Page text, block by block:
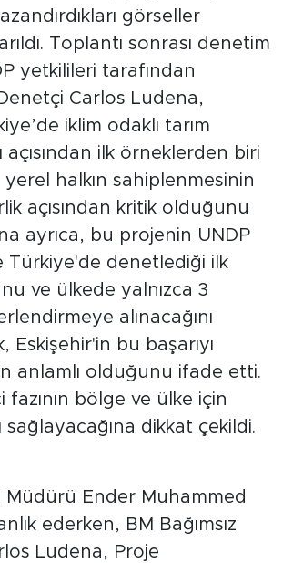
görseller
Toplantı sonrası denetim
yetkilileri tarafından
Carlos Ludena,
iklim odaklı tarım
açısından ilk örneklerden biri
halkın sahiplenmesinin
açısından kritik olduğunu
ayrıca, bu projenin UNDP
Türkiye'de denetlediği ilk
ve ülkede yalnızca 3
alınacağını
Eskişehir'in bu başarıyı
anlamlı olduğunu ifade etti.
fazının bölge ve ülke için
sağlayacağına dikkat çekildi.
Müdürü Ender Muhammed
ederken, BM Bağımsız
Ludena, Proje